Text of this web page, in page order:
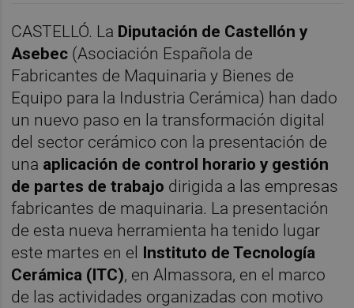
CASTELLÓ. La Diputación de Castellón y
Asebec (Asociación Española de
Fabricantes de Maquinaria y Bienes de
Equipo para la Industria Cerámica) han dado
un nuevo paso en la transformación digital
del sector cerámico con la presentación de
una aplicación de control horario y gestión
de partes de trabajo dirigida a las empresas
fabricantes de maquinaria. La presentación
de esta nueva herramienta ha tenido lugar
este martes en el Instituto de Tecnología
Cerámica (ITC), en Almassora, en el marco
de las actividades organizadas con motivo